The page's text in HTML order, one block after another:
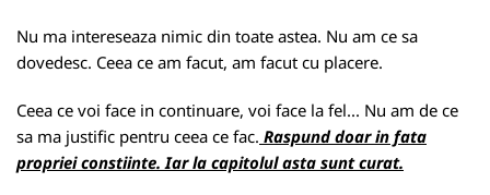
Nu ma intereseaza nimic din toate astea. Nu am ce sa
dovedesc. Ceea ce am facut, am facut cu placere.
Ceea ce voi face in continuare, voi face la fel... Nu am de ce
sa ma justific pentru ceea ce fac. Raspund doar in fata
propriei constiinte. Iar la capitolul asta sunt curat.